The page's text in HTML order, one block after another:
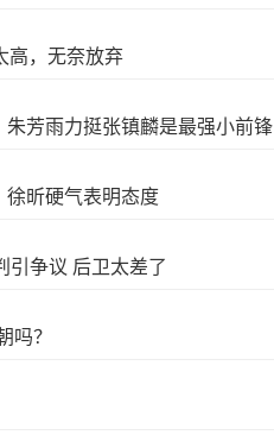
高，无奈放弃
芳雨力挺张镇麟是最强小前锋
徐昕硬气表明态度
引争议 后卫太差了
吗？